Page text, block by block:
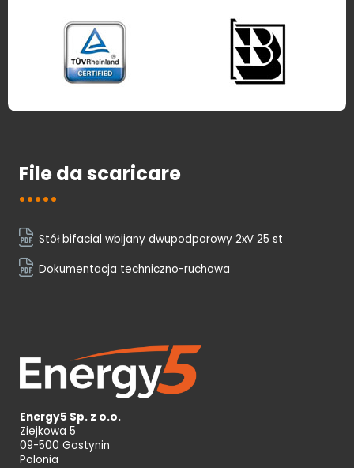
File da scaricare
Stół bifacial wbijany dwupodporowy 2xV 25 st
Dokumentacja techniczno-ruchowa
Energy5 Sp. z o.o.
Ziejkowa 5
09-500 Gostynin
Polonia